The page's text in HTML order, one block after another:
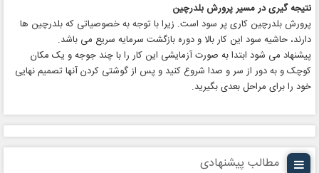
نتیجه گیری در مسیر پرورش بلدرچین
پرورش بلدرچین کاری پر سود است. زیرا با توجه به خصوصیاتی که بلدرچین ها
دارند، حاشیه سود این کار بالا و دوره بازگشت سرمایه سریع می باشد.
پیشنهاد می شود ابتدا به صورت آزمایشی این کار را با چند جوجه و یک مکان
کوچک و به دور از سر و صدا شروع کنید و پس از گوشتی کردن آنها تصمیم نهایی
خود را برای مراحل بعدی بگیرید.
مطالب پیشنهادی